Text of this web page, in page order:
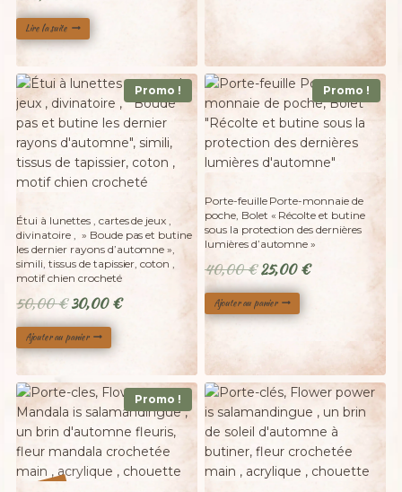
Lire la suite
Promo !
Étui à lunettes , cartes de jeux ,
divinatoire , » Boude pas et butine
les dernier rayons d’automne »,
simili, tissus de tapissier, coton ,
motif chien crocheté
50,00€ Le
prix
initial
50,00 €.
30,00€Le
30,00 €.
Ajouter au panier
Promo !
Porte-feuille Porte-monnaie de
poche, Bolet « Récolte et butine
sous la protection des dernières
lumières d’automne »
40,00€ Le
prix
initial
25,00€Le
Ajouter au panier
Promo !